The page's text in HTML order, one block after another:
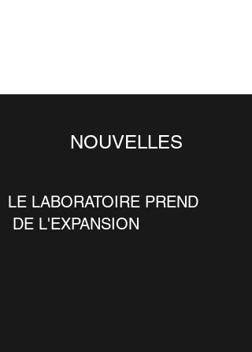
NOUVELLES
LE LABORATOIRE PREND
DE L'EXPANSION